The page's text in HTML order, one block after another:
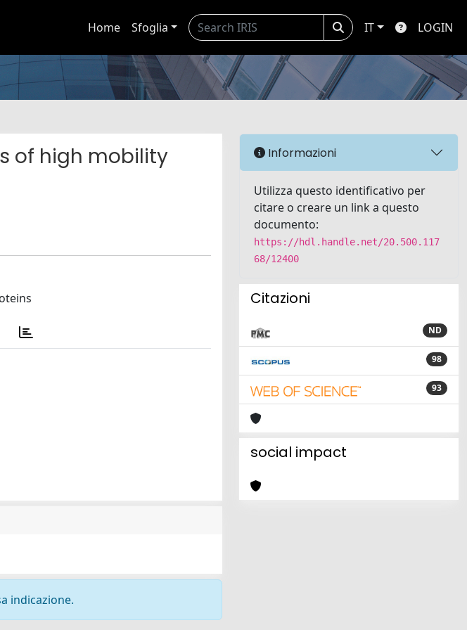
Home Sfoglia IT LOGIN
of high mobility
indicazione.
Informazioni
Utilizza questo identificativo per
citare o creare un link a questo
documento:
https://hdl.handle.net/20.500.117
68/12400
Citazioni
ND
98
93
social impact